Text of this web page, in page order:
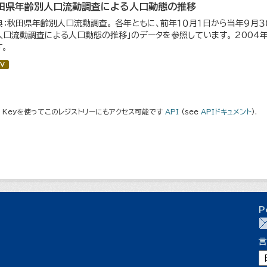
県年齢別人口流動調査による人口動態の推移
：秋田県年齢別人口流動調査。 各年ともに、前年１０月１日から当年９
口流動調査による人口動態の推移」のデータを参照しています。
を使ってこのレジストリーにもアクセス可能です API (see APIドキュメント).